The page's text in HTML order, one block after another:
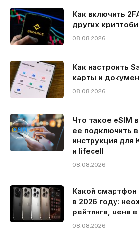
Как включить
других
08.08.2026
Как настроить
карты и
08.08.2026
Что такое eSIM
ее подключить
инструкция для
и lifecell
08.08.2026
Какой
в 2026 году:
рейтинга, цена
08.08.2026